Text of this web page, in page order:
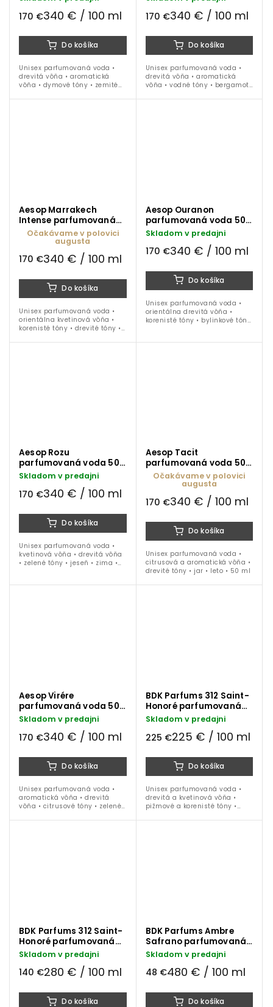
170 €340 € / 100 ml
Do košíka
Unisex parfumovaná voda •
drevitá vôňa • aromatická
vôňa • dymové tóny • zemité
170 €340 € / 100 ml
Do košíka
Unisex parfumovaná voda •
drevitá vôňa • aromatická
vôňa • vodné tóny • bergamot
jeseň • 50 ml
Aesop Marrakech
Intense parfumovaná
voda 50 ml
Očakávame v polovici
augusta
170 €340 € / 100 ml
Do košíka
Unisex parfumovaná voda •
orientálna kvetinová vôňa •
korenisté tóny • drevité tóny •
Aesop Ouranon
parfumovaná voda 50
ml
Skladom v predajni
170 €340 € / 100 ml
Do košíka
Unisex parfumovaná voda •
orientálna drevitá vôňa •
korenisté tóny • bylinkové tóny
Aesop Rozu
parfumovaná voda 50
ml
Skladom v predajni
170 €340 € / 100 ml
Do košíka
Unisex parfumovaná voda •
kvetinová vôňa • drevitá vôňa
• zelené tóny • jeseň • zima •
Aesop Tacit
parfumovaná voda 50
mlOčakávame v polovici
augusta
170 €340 € / 100 ml
Do košíka
Unisex parfumovaná voda •
citrusová a aromatická vôňa •
drevité tóny • jar • leto • 50 ml
Aesop Virére
parfumovaná voda 50
ml
Skladom v predajni
170 €340 € / 100 ml
Do košíka
Unisex parfumovaná voda •
aromatická vôňa • drevitá
vôňa • citrusové tóny • zelené
BDK Parfums 312 Saint-
Honoré parfumovaná
voda 100 ml
Skladom v predajni
225 €225 € / 100 ml
Do košíka
Unisex parfumovaná voda •
drevitá a kvetinová vôňa •
pižmové a korenisté tóny •
tonka • kosatec • oud • ideálna
BDK Parfums 312 Saint-
Honoré parfumovaná
voda 50 ml
Skladom v predajni
140 €280 € / 100 ml
Do košíka
BDK Parfums Ambre
Safrano parfumovaná
voda 10 ml
Skladom v predajni
48 €480 € / 100 ml
Do košíka